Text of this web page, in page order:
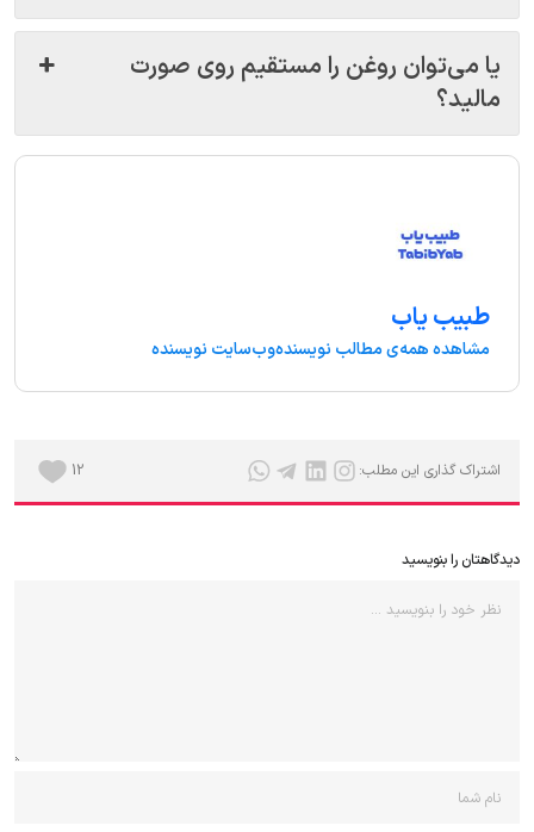
یا می‌توان روغن را مستقیم روی صورت
مالید؟
طبیب یاب
مشاهده همه‌ی مطالب نویسندهوب‌سایت نویسنده
اشتراک گذاری این مطلب: 12
دیدگاهتان را بنویسید